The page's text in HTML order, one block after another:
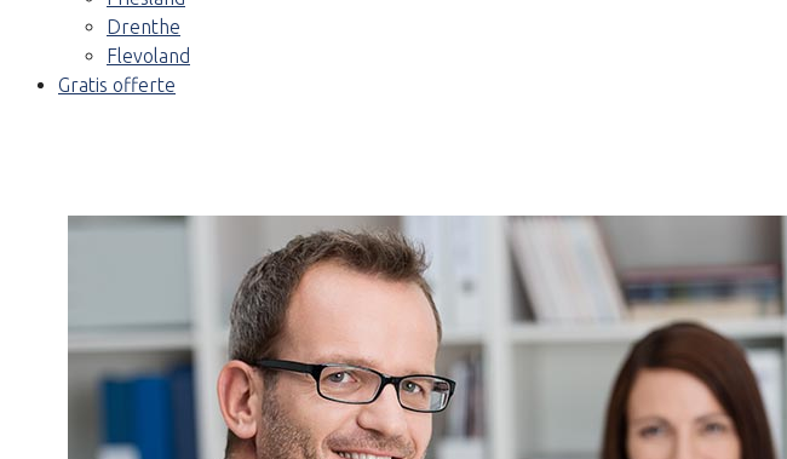
Drenthe
Flevoland
Gratis offerte